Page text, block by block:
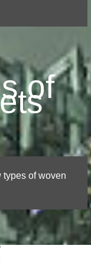
of
types of woven